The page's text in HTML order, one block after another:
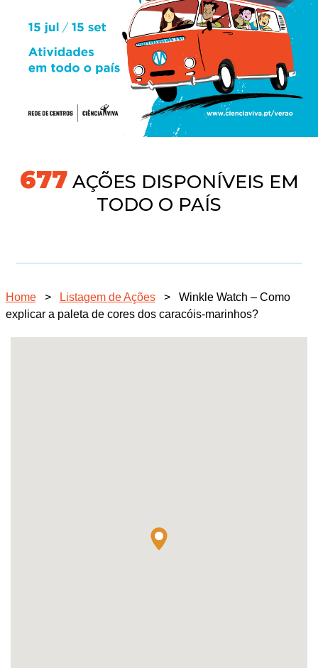
731AÇÕES DISPONÍVEIS EM
TODO O PAÍS
Home > Listagem de Ações >
Winkle Watch – Como
explicar a paleta de cores dos caracóis-marinhos?